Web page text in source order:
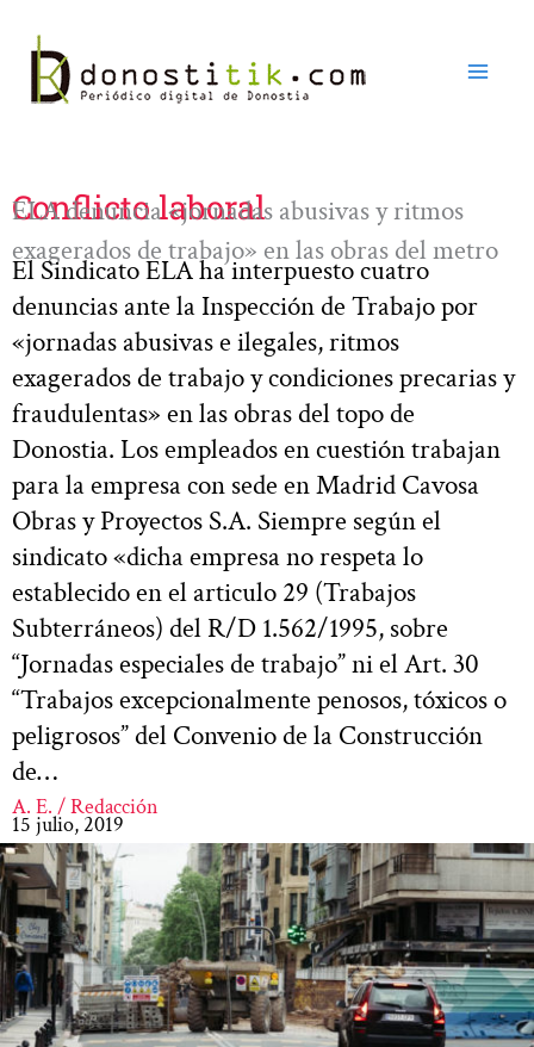
contenido
Conflicto laboral
ELA denuncia «jornadas abusivas y ritmos
exagerados de trabajo» en las obras del metro
El Sindicato ELA ha interpuesto cuatro
denuncias ante la Inspección de Trabajo por
«jornadas abusivas e ilegales, ritmos
exagerados de trabajo y condiciones precarias y
fraudulentas» en las obras del topo de
Donostia. Los empleados en cuestión trabajan
para la empresa con sede en Madrid Cavosa
Obras y Proyectos S.A. Siempre según el
sindicato «dicha empresa no respeta lo
establecido en el articulo 29 (Trabajos
Subterráneos) del R/D 1.562/1995, sobre
“Jornadas especiales de trabajo” ni el Art. 30
“Trabajos excepcionalmente penosos, tóxicos o
peligrosos” del Convenio de la Construcción
de…
A. E. / Redacción
15 julio, 2019